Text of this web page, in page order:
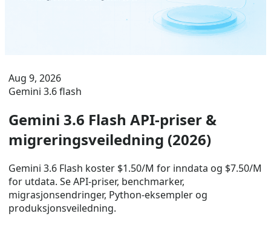
Aug 9, 2026
Gemini 3.6 flash
Gemini 3.6 Flash API-priser &
migreringsveiledning (2026)
Gemini 3.6 Flash koster $1.50/M for inndata og $7.50/M
for utdata. Se API-priser, benchmarker,
migrasjonsendringer, Python-eksempler og
produksjonsveiledning.